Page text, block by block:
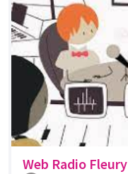
Web Radio Fleury